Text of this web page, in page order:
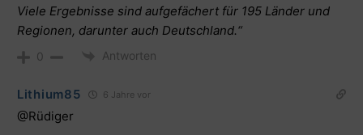
Viele Ergebnisse sind aufgefächert für 195 Länder und
Regionen, darunter auch Deutschland.“
0 Antworten
Lithium85 6 Jahre vor
@Rüdiger